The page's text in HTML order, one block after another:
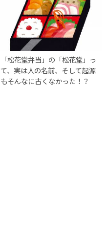
「松花堂弁当」の「松花堂」っ
て、実は人の名前、そして起源
もそんなに古くなかった！？